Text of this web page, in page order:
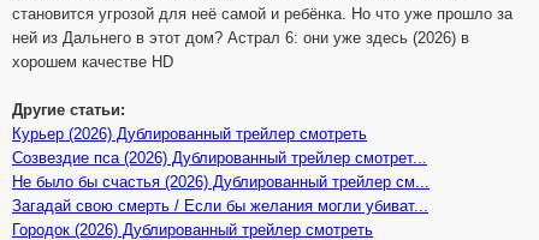
становится угрозой для неё самой и ребёнка. Но что уже прошло за
ней из Дальнего в этот дом? Астрал 6: они уже здесь (2026) в
хорошем качестве HD
Другие статьи:
Курьер (2026) Дублированный трейлер смотреть
Созвездие пса (2026) Дублированный трейлер смотрет...
Не было бы счастья (2026) Дублированный трейлер см...
Загадай свою смерть / Если бы желания могли убиват...
Городок (2026) Дублированный трейлер смотреть